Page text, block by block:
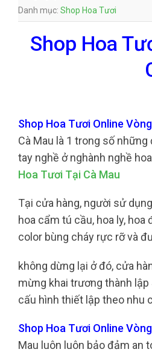
Danh mục: Shop Hoa Tươi
Shop Hoa
Shop Hoa Tươi Online
Cà Mau là 1 trong số
tay nghề ở nghành nghề
Hoa Tươi Tại Cà Mau
Tại cửa hàng, người sử
hoa cẩm tú cầu, hoa ly,
color bùng cháy rực rỡ và
không dừng lại ở đó, cửa
mừng khai trương thành
cấu hình thiết lập theo nhu
Shop Hoa Tươi Online
Mau luôn luôn bảo đảm an